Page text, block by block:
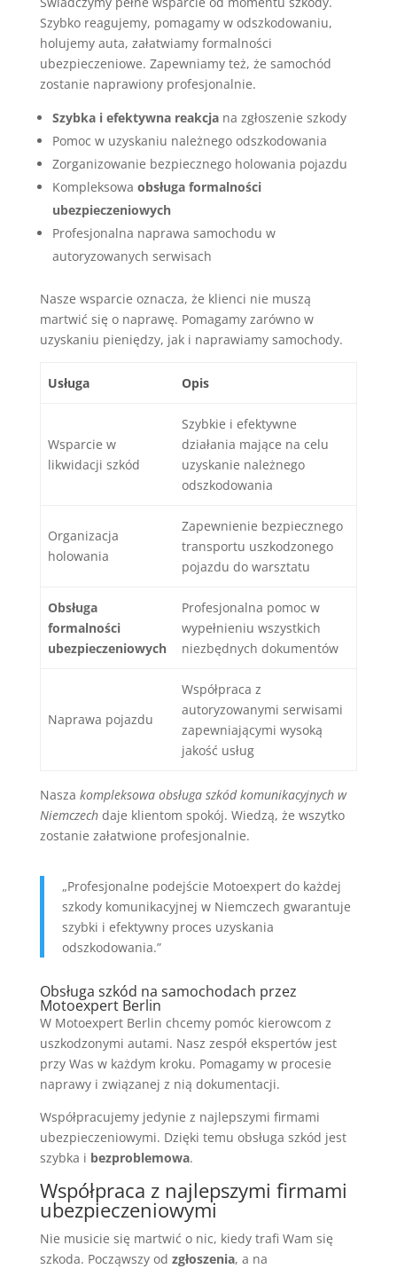
Szybko reagujemy, pomagamy w odszkodowaniu,
holujemy auta, załatwiamy formalności
ubezpieczeniowe. Zapewniamy też, że samochód
zostanie naprawiony profesjonalnie.
Szybka i efektywna reakcjana zgłoszenie szkody
Pomoc w uzyskaniu należnego odszkodowania
Zorganizowanie bezpiecznego holowania pojazdu
Kompleksowa obsługa formalności
ubezpieczeniowych
Profesjonalna naprawa samochodu w
autoryzowanych serwisach
Nasze wsparcie oznacza, że klienci nie muszą
martwić się o naprawę. Pomagamy zarówno w
uzyskaniu pieniędzy, jak i naprawiamy samochody.
Usługa Opis
Wsparcie w
likwidacji szkód
Szybkie i efektywne
działania mające na celu
uzyskanie należnego
odszkodowania
Organizacja
holowania
Zapewnienie bezpiecznego
transportu uszkodzonego
pojazdu do warsztatu
Obsługa
formalności
ubezpieczeniowych
Profesjonalna pomoc w
wypełnieniu wszystkich
niezbędnych dokumentów
Naprawa pojazdu
Współpraca z
autoryzowanymi serwisami
zapewniającymi wysoką
jakość usług
Nasza kompleksowa obsługa szkód komunikacyjnych w
Niemczechdaje klientom spokój. Wiedzą, że wszytko
zostanie załatwione profesjonalnie.
„Profesjonalne podejście Motoexpert do każdej
szkody komunikacyjnej w Niemczech gwarantuje
szybki i efektywny proces uzyskania
odszkodowania.”
Obsługa szkód na samochodach przez
Motoexpert Berlin
W Motoexpert Berlin chcemy pomóc kierowcom z
uszkodzonymi autami. Nasz zespół ekspertów jest
przy Was w każdym kroku. Pomagamy w procesie
naprawy i związanej z nią dokumentacji.
Współpracujemy jedynie z najlepszymi firmami
ubezpieczeniowymi. Dzięki temu obsługa szkód jest
szybka i bezproblemowa.
Współpraca z najlepszymi firmami
ubezpieczeniowymi
Nie musicie się martwić o nic, kiedy trafi Wam się
szkoda. Począwszy od zgłoszenia, a na